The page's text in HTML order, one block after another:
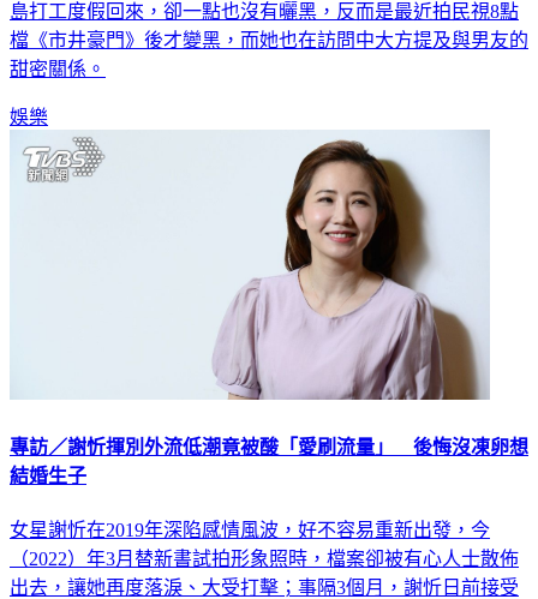
島打工度假回來，卻一點也沒有曬黑，反而是最近拍民視8點
檔《市井豪門》後才變黑，而她也在訪問中大方提及與男友的
甜密關係。
娛樂
專訪／謝忻揮別外流低潮竟被酸「愛刷流量」 後悔沒凍卵想
結婚生子
女星謝忻在2019年深陷感情風波，好不容易重新出發，今
（2022）年3月替新書試拍形象照時，檔案卻被有心人士散佈
出去，讓她再度落淚、大受打擊；事隔3個月，謝忻日前接受